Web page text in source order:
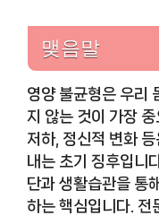
맺음말
영양 불균형은 우리
지 않는 것이 가장
저하, 정신적 변화
내는 초기 징후입니
단과 생활습관을 통
하는 핵심입니다. 전